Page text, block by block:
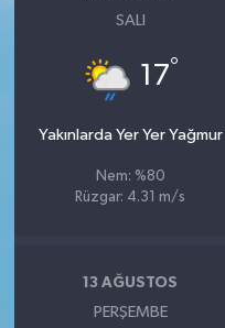
SALI
17°
Yakınlarda Yer Yer Yağmur
Nem: %80
Rüzgar: 4.31 m/s
13 AĞUSTOS
PERŞEMBE